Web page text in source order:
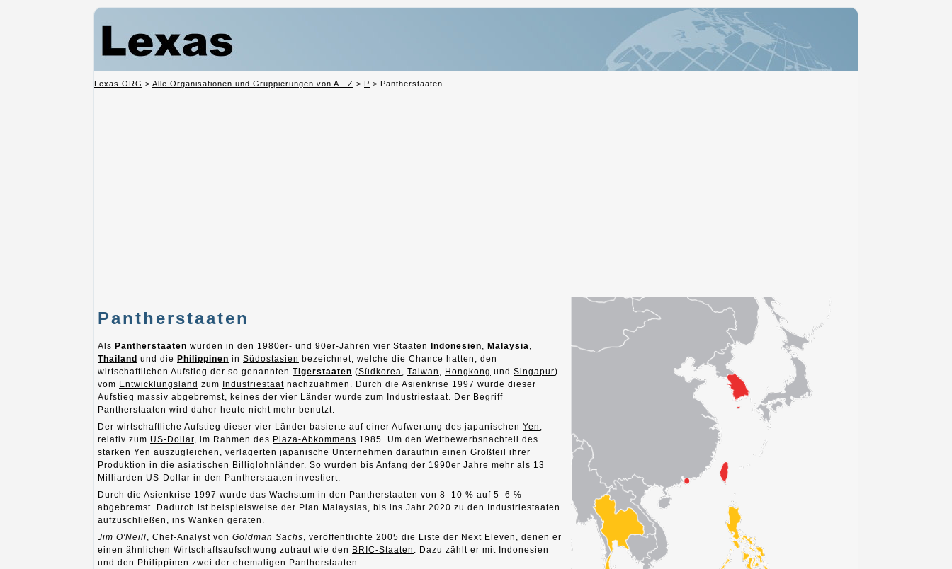
Lexas.ORG > Alle Organisationen und Gruppierungen von A - Z > P > Pantherstaaten
Pantherstaaten
Als Pantherstaaten wurden in den 1980er- und 90er-Jahren vier Staaten Indonesien, Malaysia,
Thailand und die Philippinen in Südostasien bezeichnet, welche die Chance hatten, den
wirtschaftlichen Aufstieg der so genannten Tigerstaaten (Südkorea, Taiwan , Hongkong und Singapur)
vom Entwicklungsland zum Industriestaat nachzuahmen. Durch die Asienkrise 1997 wurde dieser
Aufstieg massiv abgebremst, keines der vier Länder wurde zum Industriestaat. Der Begriff
Pantherstaaten wird daher heute nicht mehr benutzt.
Der wirtschaftliche Aufstieg dieser vier Länder basierte auf einer Aufwertung des japanischen Yen ,
relativ zum US-Dollar, im Rahmen des Plaza-Abkommens 1985. Um den Wettbewerbsnachteil des
starken Yen auszugleichen, verlagerten japanische Unternehmen daraufhin einen Großteil ihrer
Produktion in die asiatischen Billiglohnländer. So wurden bis Anfang der 1990er Jahre mehr als 13
Milliarden US-Dollar in den Pantherstaaten investiert.
Durch die Asienkrise 1997 wurde das Wachstum in den Pantherstaaten von 8–10 % auf 5–6 %
abgebremst. Dadurch ist beispielsweise der Plan Malaysias, bis ins Jahr 2020 zu den Industriestaaten
aufzuschließen, ins Wanken geraten.
Jim O'Neill, Chef-Analyst von Goldman Sachs, veröffentlichte 2005 die Liste der Next Eleven , denen er
einen ähnlichen Wirtschaftsaufschwung zutraut wie den BRIC-Staaten . Dazu zählt er mit Indonesien
und den Philippinen zwei der ehemaligen Pantherstaaten.